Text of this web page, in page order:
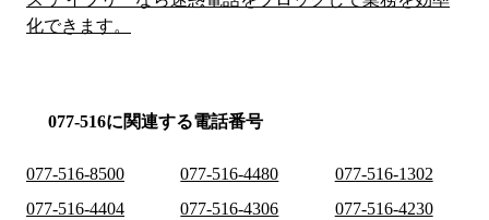
化できます。
077-516に関連する電話番号
077-516-8500 077-516-4480
077-516-1302
077-516-4404
077-516-4306
077-516-4230